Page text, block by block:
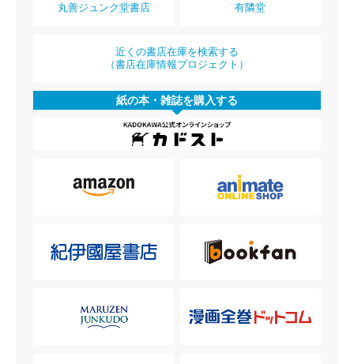
丸善ジュンク堂書店 有隣堂
近くの書店在庫を検索する
（書店在庫情報プロジェクト）
紙の本・雑誌を購入する